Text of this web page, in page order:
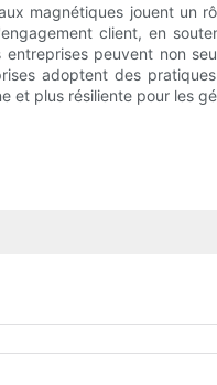
magnétiques jouent un
client, en
peuvent non
adoptent des
et plus résiliente pour les